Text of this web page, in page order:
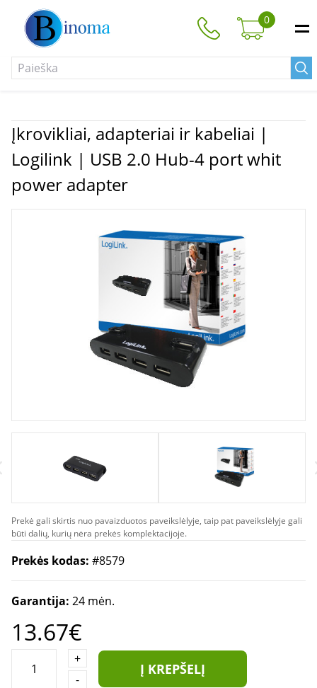
0
Įkrovikliai, adapteriai ir kabeliai |
Logilink | USB 2.0 Hub-4 port whit
power adapter
Prekė gali skirtis nuo pavaizduotos paveikslėlyje, taip pat paveikslėlyje gali
būti dalių, kurių nėra prekės komplektacijoje.
Prekės kodas: #8579
Garantija: 24 mėn.
13.67€
+
-
Į KREPŠELĮ